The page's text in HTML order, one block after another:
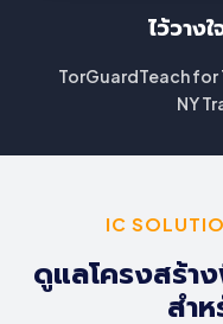
ไว้วาง
TorGuardTeach for
NY
IC
ดูแลโครงสร้า
สำ